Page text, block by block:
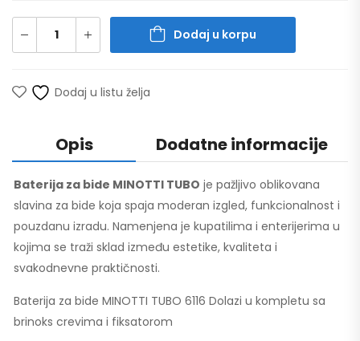
Dodaj u korpu
Dodaj u listu želja
Opis Dodatne informacije
Baterija za bide MINOTTI TUBO je pažljivo oblikovana
slavina za bide koja spaja moderan izgled, funkcionalnost i
pouzdanu izradu. Namenjena je kupatilima i enterijerima u
kojima se traži sklad između estetike, kvaliteta i
svakodnevne praktičnosti.
Baterija za bide MINOTTI TUBO 6116 Dolazi u kompletu sa
brinoks crevima i fiksatorom